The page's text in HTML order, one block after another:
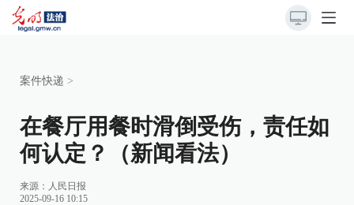
案件快递 >
在餐厅用餐时滑倒受伤，责任如
何认定？（新闻看法）
来源： 人民日报
2025-09-16 10:15